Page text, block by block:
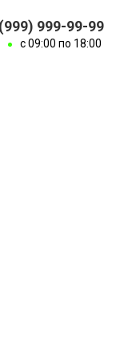
999-99-99
с 09:00 по 18:00